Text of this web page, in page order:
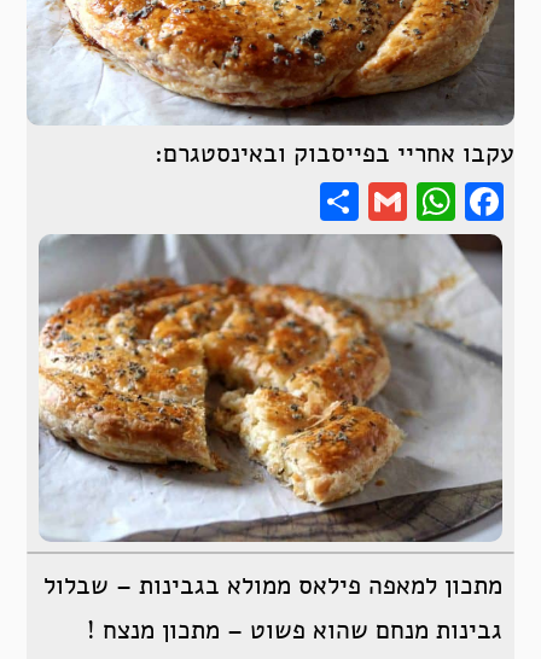
עקבו אחריי בפייסבוק ובאינסטגרם:
Facebook
WhatsApp
Gmail
מתכון למאפה פילאס ממולא בגבינות – שבלול
גבינות מנחם שהוא פשוט – מתכון מנצח !